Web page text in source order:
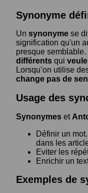
Synonyme
Un synonyme se
signification qu'un
presque semblable.
différents qui
Lorsqu’on utilise
change pas de
Usage des
Synonymes et
Définir un
dans les
Eviter les
Enrichir un
Exemples de